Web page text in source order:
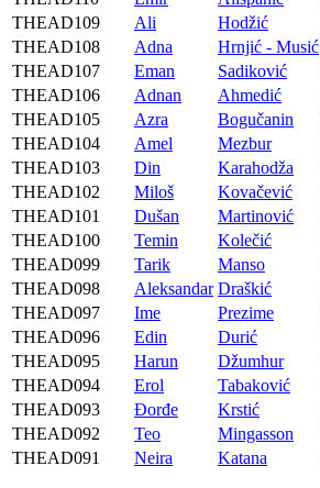
THEAD109
Ali Hodžić
THEAD108
Adna Hrnjić - Musić
THEAD107
Eman Sadiković
THEAD106
Adnan Ahmedić
THEAD105
Azra Bogučanin
THEAD104
Amel Mezbur
THEAD103
Din Karahodža
THEAD102
Miloš Kovačević
THEAD101
Dušan Martinović
THEAD100
Temin Kolečić
THEAD099
Tarik Manso
THEAD098
Aleksandar Draškić
THEAD097
Ime Prezime
THEAD096
Edin Durić
THEAD095
Harun Džumhur
THEAD094
Erol Tabaković
THEAD093
Đorđe Krstić
THEAD092
Teo Mingasson
THEAD091
Neira Katana